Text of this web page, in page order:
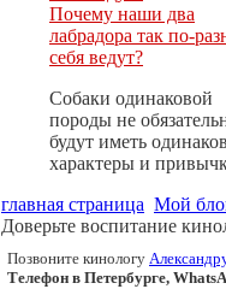
Почему наши два
лабрадора так по-
себя ведут?
Собаки одинаковой
породы не
будут иметь
характеры и
главная страница Мой
Доверьте воспитание
Позвоните кинологу
Телефон в Петербурге,